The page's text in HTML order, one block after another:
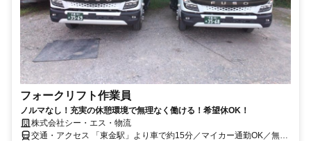
フォークリフト作業員
ノルマなし！充実の休憩環境で無理なく働ける！希望休OK！
株式会社シー・エス・物流
交通・アクセス 「東金駅」より車で約15分／マイカー通勤OK／無料